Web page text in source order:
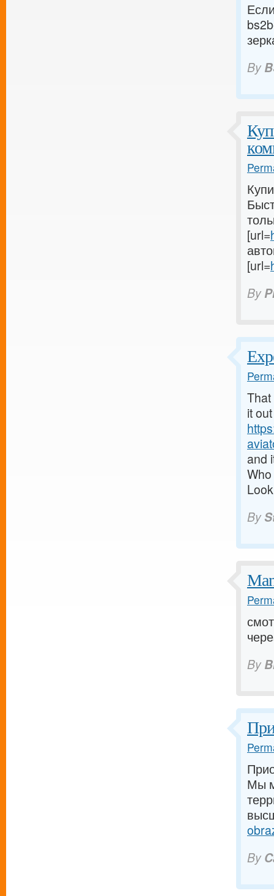
By
[url=
[url=
By
it
and
By
By
Мы
By